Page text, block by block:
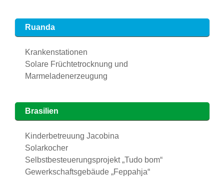
Ruanda
Krankenstationen
Solare Früchtetrocknung und
Marmeladenerzeugung
Brasilien
Kinderbetreuung Jacobina
Solarkocher
Selbstbesteuerungsprojekt „Tudo bom“
Gewerkschaftsgebäude „Feppahja“